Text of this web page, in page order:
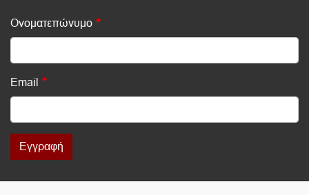
Ονοματεπώνυμο
Email
Εγγραφή